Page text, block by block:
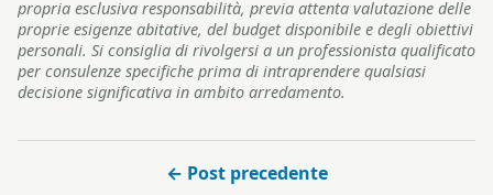
propria esclusiva responsabilità, previa attenta valutazione delle
proprie esigenze abitative, del budget disponibile e degli obiettivi
personali. Si consiglia di rivolgersi a un professionista qualificato
per consulenze specifiche prima di intraprendere qualsiasi
decisione significativa in ambito arredamento.
← Post precedente